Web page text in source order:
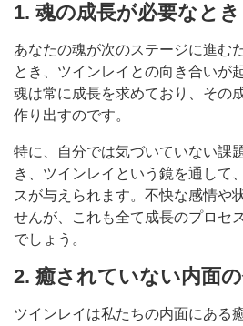
1. 魂の成長が必要なとき
あなたの魂が次のステージに進む
とき、ツインレイとの向き合いが
魂は常に成長を求めており、その
作り出すのです。
特に、自分では気づいていない課
き、ツインレイという鏡を通して
スが与えられます。不快な感情や
せんが、これも全て成長のプロセ
でしょう。
2. 癒されていない内面
ツインレイは私たちの内面にある